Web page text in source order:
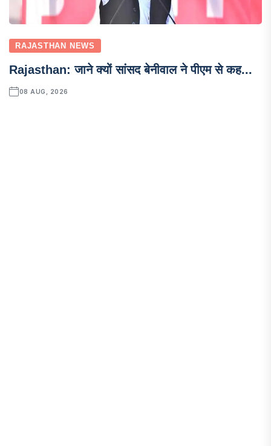
RAJASTHAN NEWS
Rajasthan: जाने क्यों सांसद बेनीवाल ने पीएम से कह...
08 AUG, 2026